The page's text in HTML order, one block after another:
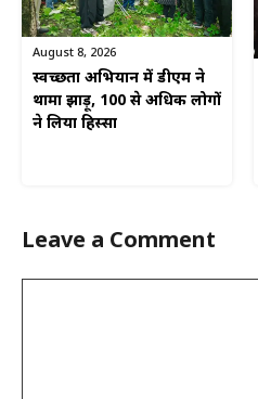
August 8, 2026
स्वच्छता अभियान में डीएम ने
थामा झाड़ू, 100 से अधिक लोगों
ने लिया हिस्सा
Leave a Comment